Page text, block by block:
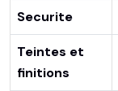
Securite
Teintes et
finitions